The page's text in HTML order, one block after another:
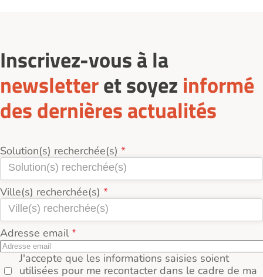
Inscrivez-vous à la
newsletteret soyez informé
des dernières actualités
Solution(s) recherchée(s)
Ville(s) recherchée(s)
Adresse email
J'accepte que les informations saisies soient
utilisées pour me recontacter dans le cadre de ma